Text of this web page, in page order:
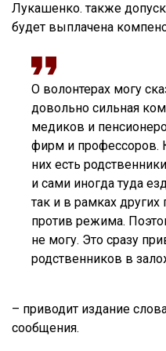
Лукашенко. также
будет выплачена
О волонтерах могу
довольно сильная
медиков и
фирм и профессоров.
них есть
и сами иногда туда
так и в рамках
против режима.
не могу. Это сразу
родственников в
– приводит издание
сообщения.